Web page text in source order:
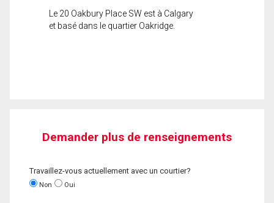
Le 20 Oakbury Place SW est à Calgary
et basé dans le quartier Oakridge.
Demander plus de renseignements
Travaillez-vous actuellement avec un courtier?
Non Oui